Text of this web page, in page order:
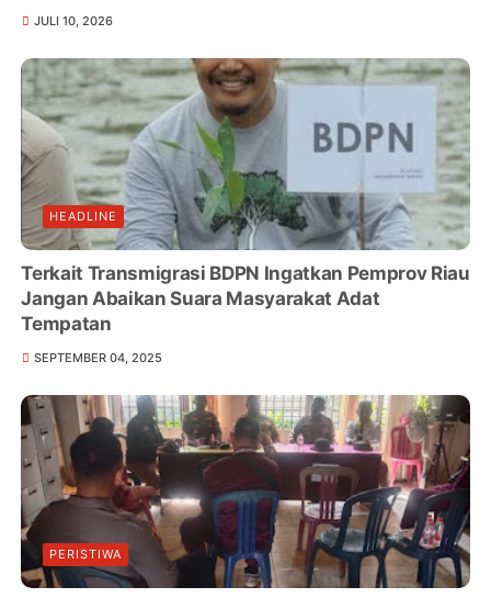
JULI 10, 2026
HEADLINE
Terkait Transmigrasi BDPN Ingatkan Pemprov Riau
Jangan Abaikan Suara Masyarakat Adat
Tempatan
SEPTEMBER 04, 2025
PERISTIWA